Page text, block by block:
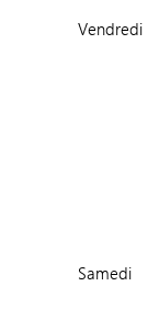
Vendredi
Samedi